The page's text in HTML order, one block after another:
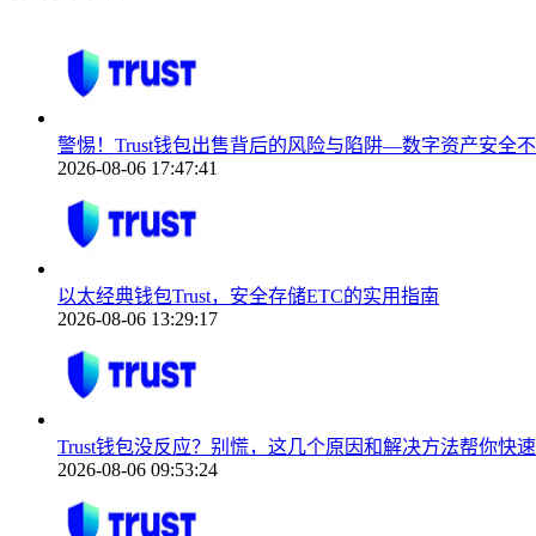
警惕！Trust钱包出售背后的风险与陷阱—数字资产安全
2026-08-06 17:47:41
以太经典钱包Trust，安全存储ETC的实用指南
2026-08-06 13:29:17
Trust钱包没反应？别慌，这几个原因和解决方法帮你快
2026-08-06 09:53:24